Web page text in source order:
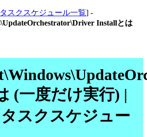
スクスケジュール一覧] -
Installとは
(一度だけ実行) |
スクスケジュー